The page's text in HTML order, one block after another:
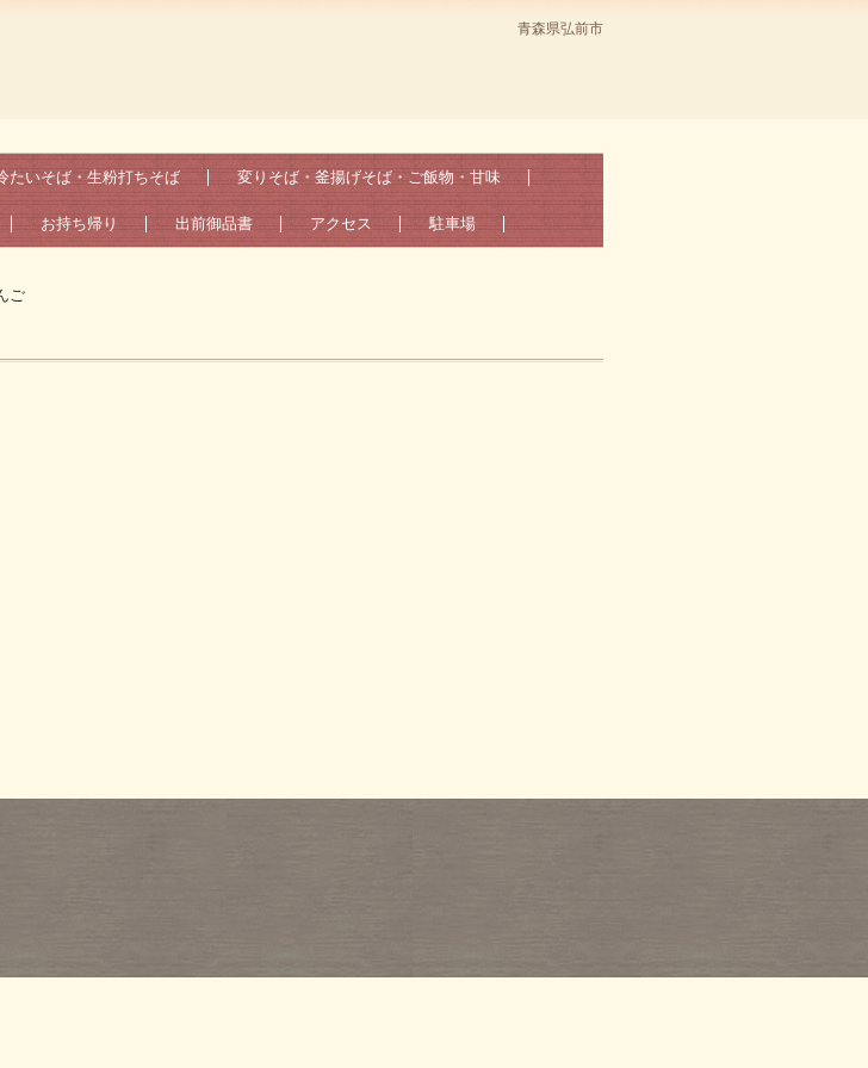
青森県弘前市
たいそば・生粉打ちそば 変りそば・釜揚げそば・ご飯物・甘味
お持ち帰り 出前御品書 アクセス 駐車場
ご